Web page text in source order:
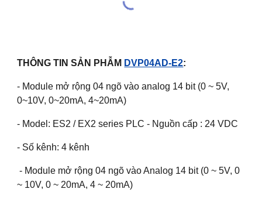
THÔNG TIN SẢN PHẪM DVP04AD-E2:
- Module mở rộng 04 ngõ vào analog 14 bit (0 ~ 5V,
0~10V, 0~20mA, 4~20mA)
- Model: ES2 / EX2 series PLC - Nguồn cấp : 24 VDC
- Số kênh: 4 kênh
- Module mở rộng 04 ngõ vào Analog 14 bit (0 ~ 5V, 0
~ 10V, 0 ~ 20mA, 4 ~ 20mA)